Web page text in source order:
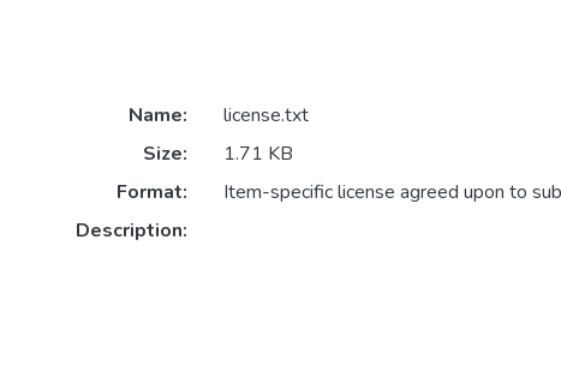
Name:
license.txt
Size:
1.71 KB
Format:
Item-specific license agreed upon to
Description: